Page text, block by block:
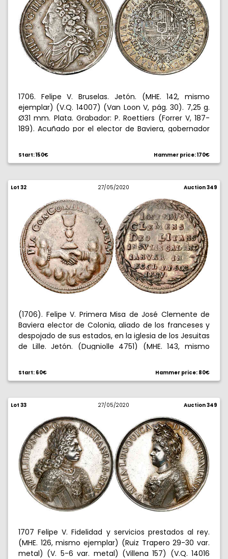
1706. Felipe V. Bruselas. Jetón. (MHE. 142, mismo
ejemplar) (V.Q. 14007) (Van Loon V, pág. 30). 7,25 g.
Ø31 mm. Plata. Grabador: P. Roettiers (Forrer V, 187-
189). Acuñado por el elector de Baviera, gobernador
MBC/MBC+.
Start: 150€ Hammer price: 170€
Lot 32 27/05/2020 Auction 349
(1706). Felipe V. Primera Misa de José Clemente de
Baviera elector de Colonia, aliado de los franceses y
despojado de sus estados, en la iglesia de los Jesuitas
de Lille. Jetón. (Dugniolle 4751) (MHE. 143, mismo
Cobre. Leyendas con cronograma. Acuñada en 1707
según Van Loon, Dugniolle y De Coster. Ex Elsen
Start: 60€ Hammer price: 80€
Lot 33 27/05/2020 Auction 349
1707 Felipe V. Fidelidad y servicios prestados al rey.
(MHE. 126, mismo ejemplar) (Ruiz Trapero 29-30 var.
metal) (V. 5-6 var. metal) (Villena 157) (V.Q. 14016